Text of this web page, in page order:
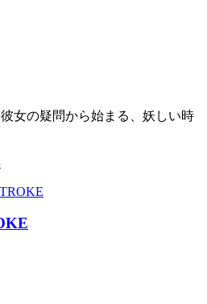
彼女の疑問から始まる、妖しい時